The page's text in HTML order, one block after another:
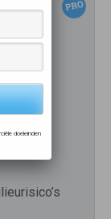
doeleinden